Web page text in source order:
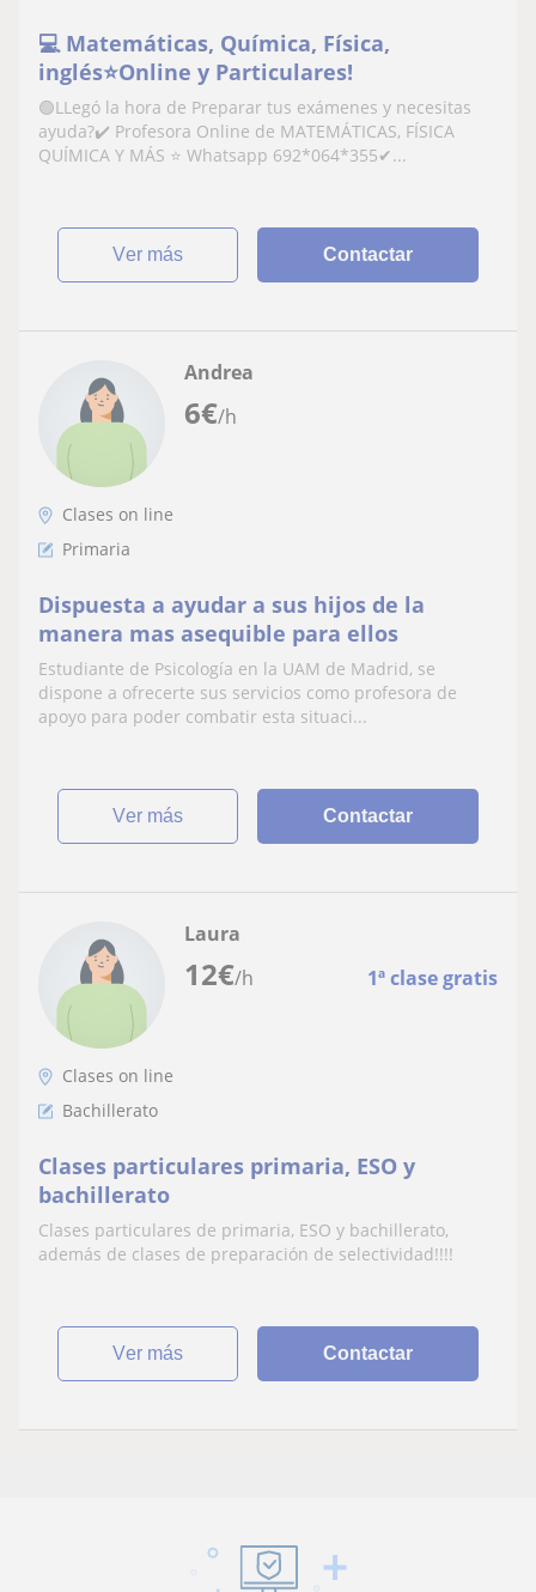
💻 Matemáticas, Química, Física,
inglés⭐Online y Particulares!
🟢LLegó la hora de Preparar tus exámenes y necesitas
ayuda?✔️ Profesora Online de MATEMÁTICAS, FÍSICA
QUÍMICA Y MÁS ⭐ Whatsapp 692*064*355✔...
ver más Contactar
6€/h
Andrea
Clases on line
Primaria
Dispuesta a ayudar a sus hijos de la
manera mas asequible para ellos
Estudiante de Psicología en la UAM de Madrid, se
dispone a ofrecerte sus servicios como profesora de
apoyo para poder combatir esta situaci...
ver más Contactar
12€/h 1ª clase gratis
Laura
Clases on line
Bachillerato
Clases particulares primaria, ESO y
bachillerato
Clases particulares de primaria, ESO y bachillerato,
además de clases de preparación de selectividad!!!!
ver más Contactar